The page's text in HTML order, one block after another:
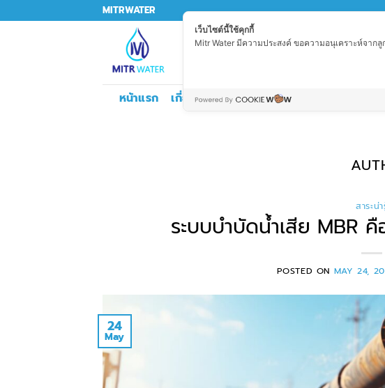
MITRWATER
Search
หน้าแรก เกี่ยวกับเรา บริการทำระบบน้ำ
สาระน่
ระบบบําบัดน้ำเสีย MBR คื
POSTED ON MAY 24,
24
May
เว็บไซต์นี้ใช้คุกกี้
Mitr Water มีความประสงค์ ขอความอนุเคราะห์จาก